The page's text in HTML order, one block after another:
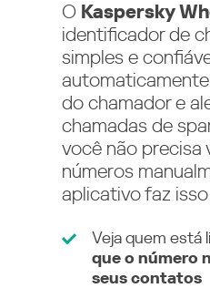
O Kaspersky
identificador de
simples e
do chamador e
chamadas de
você não precisa
números
aplicativo faz
Veja quem está
que o número
seus contatos